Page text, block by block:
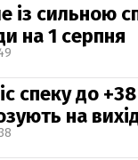
із сильною
на 1 серпня
спеку до +38
на